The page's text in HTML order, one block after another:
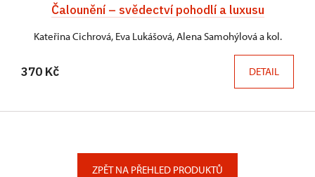
Čalounění – svědectví pohodlí a luxusu
Kateřina Cichrová, Eva Lukášová, Alena Samohýlová a kol.
370 Kč DETAIL
ZPĚT NA PŘEHLED PRODUKTŮ